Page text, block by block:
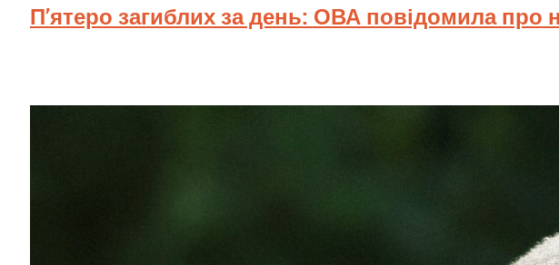
П’ятеро загиблих за день: ОВА повідомила про